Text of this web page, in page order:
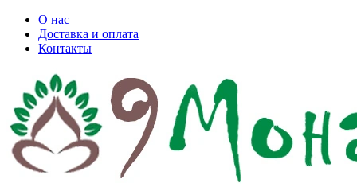
О нас
Доставка и оплата
Контакты